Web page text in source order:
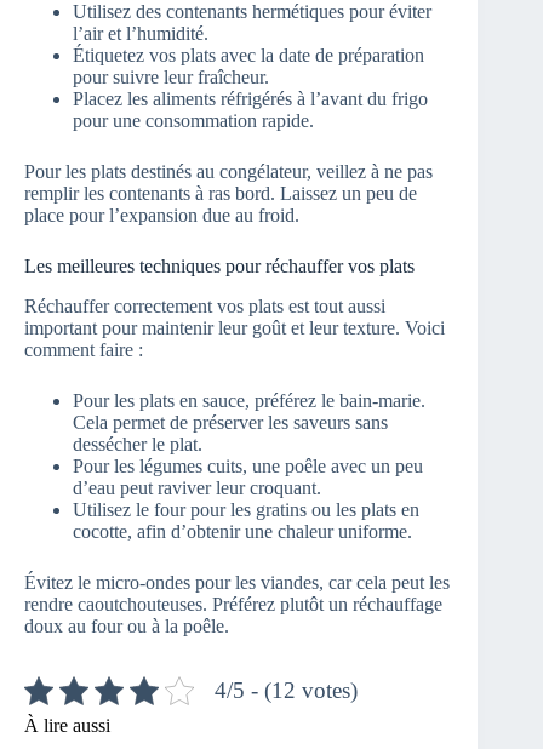
Utilisez des contenants hermétiques pour éviter
l’air et l’humidité.
Étiquetez vos plats avec la date de préparation
pour suivre leur fraîcheur.
Placez les aliments réfrigérés à l’avant du frigo
pour une consommation rapide.
Pour les plats destinés au congélateur, veillez à ne pas
remplir les contenants à ras bord. Laissez un peu de
place pour l’expansion due au froid.
Les meilleures techniques pour réchauffer vos plats
Réchauffer correctement vos plats est tout aussi
important pour maintenir leur goût et leur texture. Voici
comment faire :
Pour les plats en sauce, préférez le bain-marie.
Cela permet de préserver les saveurs sans
dessécher le plat.
Pour les légumes cuits, une poêle avec un peu
d’eau peut raviver leur croquant.
Utilisez le four pour les gratins ou les plats en
cocotte, afin d’obtenir une chaleur uniforme.
Évitez le micro-ondes pour les viandes, car cela peut les
rendre caoutchouteuses. Préférez plutôt un réchauffage
doux au four ou à la poêle.
4/5 - (12 votes)
À lire aussi